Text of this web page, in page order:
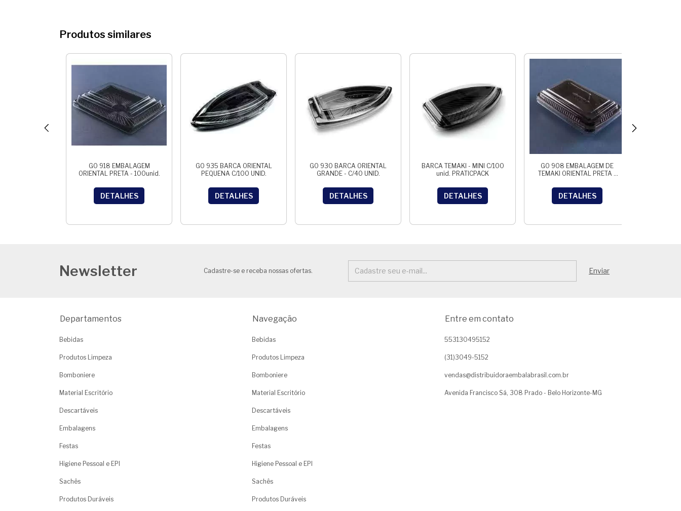
Produtos similares
GO 918 EMBALAGEM
ORIENTAL PRETA - 100unid.
DETALHES
GO 935 BARCA ORIENTAL
PEQUENA C/100 UNID.
DETALHES
GO 930 BARCA ORIENTAL
GRANDE - C/40 UNID.
DETALHES
BARCA TEMAKI - MINI C/100
unid. PRATICPACK
DETALHES
GO 908 EMBALAGEM DE
TEMAKI ORIENTAL PRETA -
DETALHES
Newsletter Cadastre-se e receba nossas ofertas.
Departamentos
Bebidas
Produtos Limpeza
Bomboniere
Material Escritório
Descartáveis
Embalagens
Festas
Higiene Pessoal e EPI
Sachês
Produtos Duráveis
Navegação
Bebidas
Produtos Limpeza
Bomboniere
Material Escritório
Descartáveis
Embalagens
Festas
Higiene Pessoal e EPI
Sachês
Produtos Duráveis
Entre em contato
553130495152
(31)3049-5152
vendas@distribuidoraembalabrasil.com.br
Avenida Francisco Sá, 308 Prado - Belo Horizonte-MG